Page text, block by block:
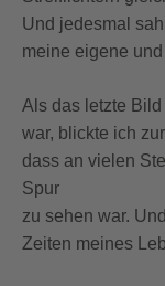
Und jedesmal
meine eigene
Als das letzte
war, blickte ich
dass an vielen
Spur
zu sehen war.
Zeiten meines